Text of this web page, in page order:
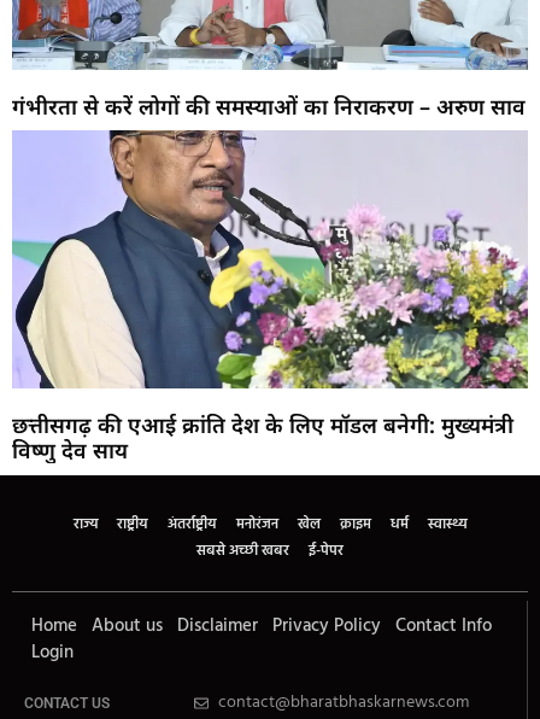
गंभीरता से करें लोगों की समस्याओं का निराकरण – अरुण साव
छत्तीसगढ़ की एआई क्रांति देश के लिए मॉडल बनेगी: मुख्यमंत्री
विष्णु देव साय
राज्य राष्ट्रीय अंतर्राष्ट्रीय मनोरंजन खेल क्राइम धर्म
स्वास्थ्य
सबसे अच्छी खबर
ई-पेपर
Home About us Disclaimer Privacy Policy Contact Info
Login
CONTACT US contact@bharatbhaskarnews.com